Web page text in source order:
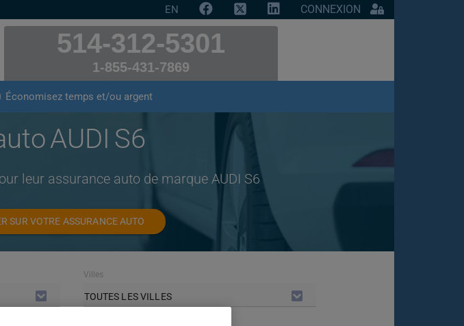
EN CONNEXION
514-312-5301
1-855-431-7869
Économisez temps et/ou argent
AUDI S6
leur assurance auto de marque AUDI S6
SUR VOTRE ASSURANCE AUTO
Villes
TOUTES LES VILLES